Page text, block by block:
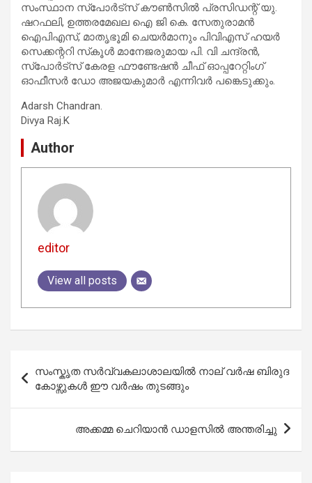
സംസ്ഥാന സ്‌പോര്‍ട്‌സ് കൗണ്‍സില്‍ പ്രസിഡന്റ് യു.
ഷറഫലി, ഉത്തരമേഖല ഐ ജി കെ. സേതുരാമന്‍
ഐപിഎസ്, മാതൃഭൂമി ചെയര്‍മാനും പിവിഎസ് ഹയര്‍
സെക്കന്ററി സ്‌കൂള്‍ മാനേജരുമായ പി. വി ചന്ദ്രന്‍,
സ്‌പോര്‍ട്‌സ് കേരള ഫൗണ്ടേഷന്‍ ചീഫ് ഓപ്പറേറ്റിംഗ്
ഓഫീസര്‍ ഡോ അജയകുമാര്‍ എന്നിവര്‍ പങ്കെടുക്കും.
Adarsh Chandran.
Divya Raj.K
Author
editor
View all posts
navigation
സംസ്കൃത സർവ്വകലാശാലയിൽ നാല് വർഷ ബിരുദ
കോഴ്സുകൾ ഈ വർഷം തുടങ്ങും
അക്കമ്മ ചെറിയാൻ ഡാളസിൽ അന്തരിച്ചു